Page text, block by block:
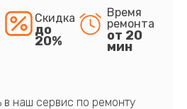
Скидка
до
20%
Время
ремонта
от 20
мин
наш сервис по ремонту